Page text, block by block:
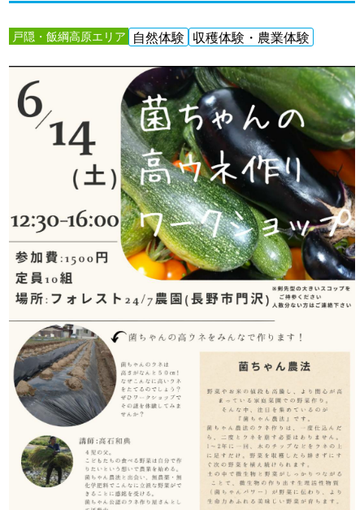
戸隠・飯綱高原エリア 自然体験 収穫体験・農業体験